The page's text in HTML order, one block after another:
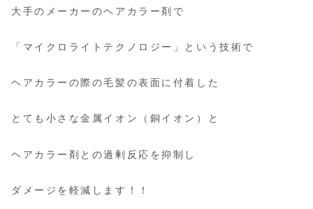
大手のメーカーのヘアカラー剤で
「マイクロライトテクノロジー」という技術で
ヘアカラーの際の毛髪の表面に付着した
とても小さな金属イオン（銅イオン）と
ヘアカラー剤との過剰反応を抑制し
ダメージを軽減します！！